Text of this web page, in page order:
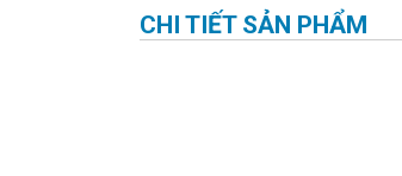
CHI TIẾT SẢN PHẨM